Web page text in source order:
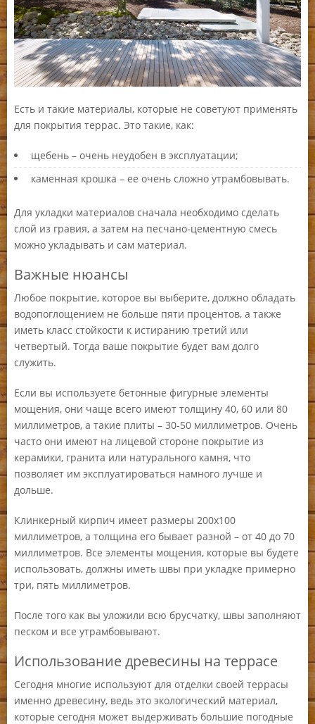
Есть и такие материалы, которые не советуют применять
для покрытия террас. Это такие, как:
щебень – очень неудобен в эксплуатации;
каменная крошка – ее очень сложно утрамбовывать.
Для укладки материалов сначала необходимо сделать
слой из гравия, а затем на песчано-цементную смесь
можно укладывать и сам материал.
Важные нюансы
Любое покрытие, которое вы выберите, должно обладать
водопоглощением не больше пяти процентов, а также
иметь класс стойкости к истиранию третий или
четвертый. Тогда ваше покрытие будет вам долго
служить.
Если вы используете бетонные фигурные элементы
мощения, они чаще всего имеют толщину 40, 60 или 80
миллиметров, а такие плиты – 30-50 миллиметров. Очень
часто они имеют на лицевой стороне покрытие из
керамики, гранита или натурального камня, что
позволяет им эксплуатироваться намного лучше и
дольше.
Клинкерный кирпич имеет размеры 200х100
миллиметров, а толщина его бывает разной – от 40 до 70
миллиметров. Все элементы мощения, которые вы будете
использовать, должны иметь швы при укладке примерно
три, пять миллиметров.
После того как вы уложили всю брусчатку, швы заполняют
песком и все утрамбовывают.
Использование древесины на террасе
Сегодня многие используют для отделки своей террасы
именно древесину, ведь это экологический материал,
которые сегодня может выдерживать большие погодные